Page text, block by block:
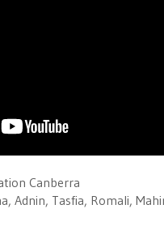
Canberra
Adnin, Tasfia, Romali,